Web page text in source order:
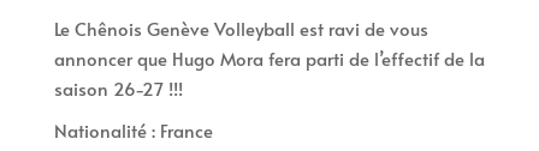
Le Chênois Genève Volleyball est ravi de vous
annoncer que Hugo Mora fera parti de l’effectif de la
saison 26-27 !!!
Nationalité : France